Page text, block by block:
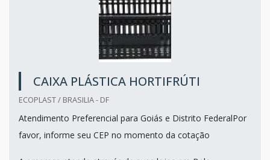
CAIXA PLÁSTICA HORTIFRÚTI
ECOPLAST / BRASILIA - DF
Atendimento Preferencial para Goiás e Distrito FederalPor
favor, informe seu CEP no momento da cotação